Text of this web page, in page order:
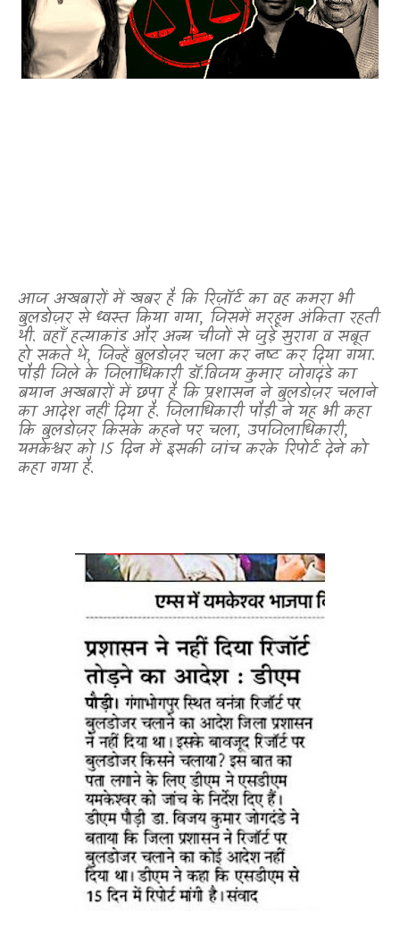
आज अखबारों में खबर है कि रिज़ॉर्ट का वह कमरा भी
बुलडोज़र से ध्वस्त किया गया, जिसमें मरहूम अंकिता रहती
थी. वहाँ हत्याकांड और अन्य चीजों से जुड़े सुराग व सबूत
हो सकते थे, जिन्हें बुलडोज़र चला कर नष्ट कर दिया गया.
पौड़ी जिले के जिलाधिकारी डॉ.विजय कुमार जोगदंडे का
बयान अखबारों में छपा है कि प्रशासन ने बुलडोज़र चलाने
का आदेश नहीं दिया है. जिलाधिकारी पौड़ी ने यह भी कहा
कि बुलडोज़रकिसके कहने पर चला, उपजिलाधिकारी,
यमकेश्वर को 15 दिन में इसकी जांच करके रिपोर्ट देने को
कहा गया है.